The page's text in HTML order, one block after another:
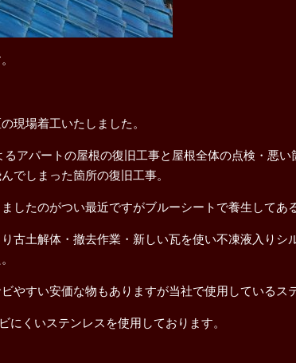
現場着工いたしました。
アパートの屋根の復旧工事と屋根全体の点検・悪
でしまった箇所の復旧工事。
したのがつい最近ですがブルーシートで養生してあ
古土解体・撤去作業・新しい瓦を使い不凍液入りシ
やすい安価な物もありますが当社で使用しているス
にくいステンレスを使用しております。